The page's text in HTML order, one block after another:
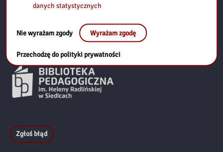
RODO
Standardy Ochrony Małoletnich
Zgłoś błąd
danych statystycznych
Nie wyrażam zgody Wyrażam zgodę
Przechodzę do polityki prywatności